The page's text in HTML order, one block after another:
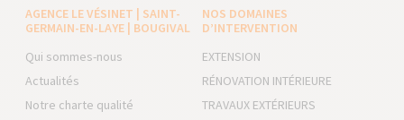
AGENCE LE VÉSINET | SAINT-
GERMAIN-EN-LAYE | BOUGIVAL
Qui sommes-nous
Actualités
Notre charte qualité
NOS DOMAINES
D’INTERVENTION
EXTENSION
RÉNOVATION INTÉRIEURE
TRAVAUX EXTÉRIEURS